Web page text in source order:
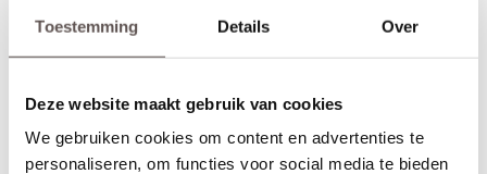
Toestemming Details Over
Deze website maakt gebruik van cookies
We gebruiken cookies om content en advertenties te
personaliseren, om functies voor social media te bieden